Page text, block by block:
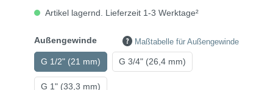
Artikel lagernd. Lieferzeit 1-3 Werktage²
Außengewinde Maßtabelle für Außengewinde
G 1/2" (21 mm) G 3/4" (26,4 mm)
G 1" (33,3 mm)